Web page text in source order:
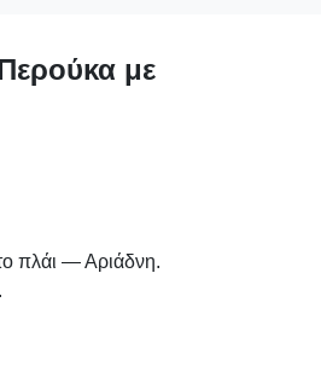
με
πλάι — Αριάδνη.